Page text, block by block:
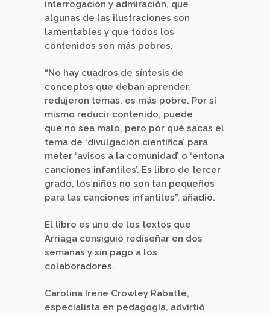
interrogación y admiración, que
algunas de las ilustraciones son
lamentables y que todos los
contenidos son más pobres.
“No hay cuadros de síntesis de
conceptos que deban aprender,
redujeron temas, es más pobre. Por sí
mismo reducir contenido, puede
que no sea malo, pero por qué sacas el
tema de ‘divulgación científica’ para
meter ‘avisos a la comunidad’ o ‘entona
canciones infantiles’. Es libro de tercer
grado, los niños no son tan pequeños
para las canciones infantiles”, añadió.
El libro es uno de los textos que
Arriaga consiguió rediseñar en dos
semanas y sin pago a los
colaboradores.
Carolina Irene Crowley Rabatté,
especialista en pedagogía, advirtió